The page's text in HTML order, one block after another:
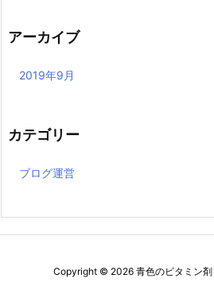
アーカイブ
2019年9月
カテゴリー
ブログ運営
Copyright © 2026 青色のビタミン剤